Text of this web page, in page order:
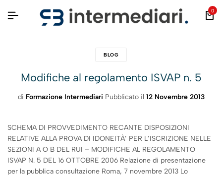
0
BLOG
Modifiche al regolamento ISVAP n. 5
di Formazione Intermediari Pubblicato il 12 Novembre 2013
SCHEMA DI PROVVEDIMENTO RECANTE DISPOSIZIONI
RELATIVE ALLA PROVA DI IDONEITÀ’ PER L’ISCRIZIONE NELLE
SEZIONI A O B DEL RUI – MODIFICHE AL REGOLAMENTO
ISVAP N. 5 DEL 16 OTTOBRE 2006 Relazione di presentazione
per la pubblica consultazione Roma, 7 novembre 2013 Lo